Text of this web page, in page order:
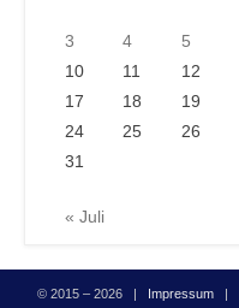
3
4 5
10
11 12
17
18 19
24
25 26
31
« Juli
© 2015 – 2026 | Impressum|